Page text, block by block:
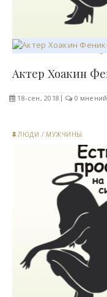
18-сен, 2018 0 мнений
ЛЮДИ / МУЖЧИНЫ